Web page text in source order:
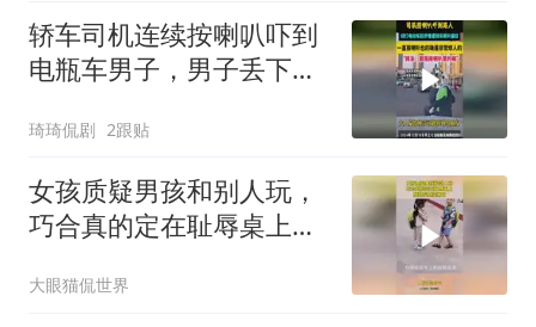
轿车司机连续按喇叭吓到
电瓶车男子，男子丢下电
琦琦侃剧 2跟贴
女孩质疑男孩和别人玩，
巧合真的定在耻辱桌上，
大眼猫侃世界